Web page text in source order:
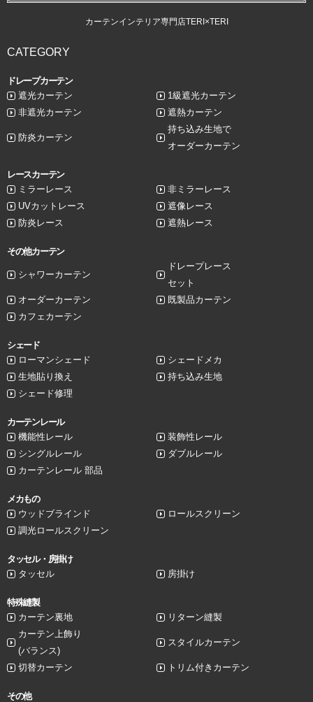
カーテンインテリア専門店TERI×TERI
CATEGORY
ドレープカーテン
遮光カーテン
1級遮光カーテン
非遮光カーテン
遮熱カーテン
防炎カーテン
持ち込み生地で
オーダーカーテン
レースカーテン
ミラーレース
非ミラーレース
UVカットレース
遮像レース
防炎レース
遮熱レース
その他カーテン
シャワーカーテン
ドレープレース
セット
オーダーカーテン
既製品カーテン
カフェカーテン
シェード
ローマンシェード
シェードメカ
生地貼り換え
持ち込み生地
シェード修理
カーテンレール
機能性レール
装飾性レール
シングルレール
ダブルレール
カーテンレール 部品
メカもの
ウッドブラインド
ロールスクリーン
調光ロールスクリーン
タッセル・房掛け
タッセル
房掛け
特殊縫製
カーテン裏地
リターン縫製
カーテン上飾り
(バランス)
スタイルカーテン
切替カーテン トリム付きカーテン
その他